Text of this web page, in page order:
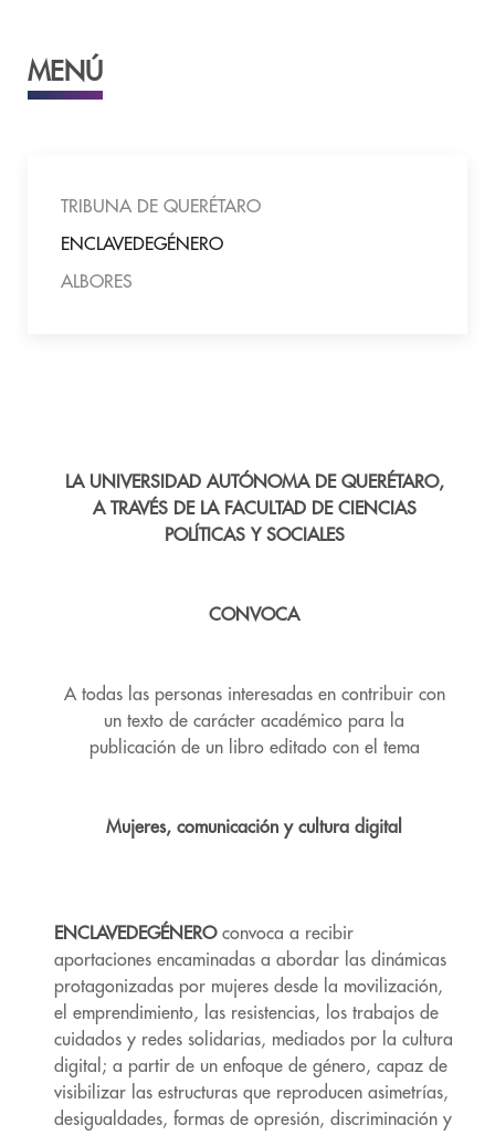
MENÚ
TRIBUNA DE QUERÉTARO
ENCLAVEDEGÉNERO
ALBORES
LA UNIVERSIDAD AUTÓNOMA DE QUERÉTARO,
A TRAVÉS DE LA FACULTAD DE CIENCIAS
POLÍTICAS Y SOCIALES
CONVOCA
A todas las personas interesadas en contribuir con
un texto de carácter académico para la
publicación de un libro editado con el tema
Mujeres, comunicación y cultura digital
ENCLAVEDEGÉNEROconvoca a recibir
aportaciones encaminadas a abordar las dinámicas
protagonizadas por mujeres desde la movilización,
el emprendimiento, las resistencias, los trabajos de
cuidados y redes solidarias, mediados por la cultura
digital; a partir de un enfoque de género, capaz de
visibilizar las estructuras que reproducen asimetrías,
desigualdades, formas de opresión, discriminación y